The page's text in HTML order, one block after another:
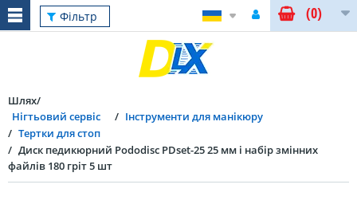
Фільтр (0)
Шлях
Нігтьовий сервіс
Інструменти для манікюру
Тертки для стоп
Диск педикюрний Pododisc PDset-25 25 мм і набір змінних
файлів 180 гріт 5 шт